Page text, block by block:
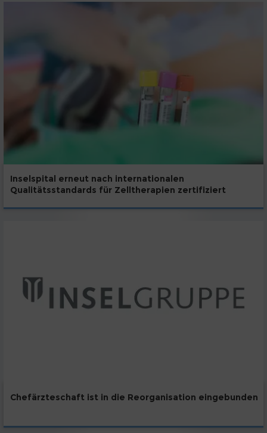
Inselspital erneut nach internationalen
Qualitätsstandards für Zelltherapien zertifiziert
Chefärzteschaft ist in die Reorganisation eingebunden